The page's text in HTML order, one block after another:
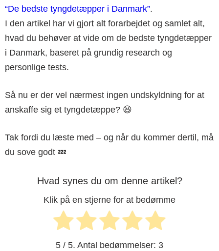
“De bedste tyngdetæpper i Danmark”.
I den artikel har vi gjort alt forarbejdet og samlet alt,
hvad du behøver at vide om de bedste tyngdetæpper
i Danmark, baseret på grundig research og
personlige tests.
Så nu er der vel nærmest ingen undskyldning for at
anskaffe sig et tyngdetæppe? 😆
Tak fordi du læste med – og når du kommer dertil, må
du sove godt 💤
Hvad synes du om denne artikel?
Klik på en stjerne for at bedømme
5 / 5. Antal bedømmelser: 3